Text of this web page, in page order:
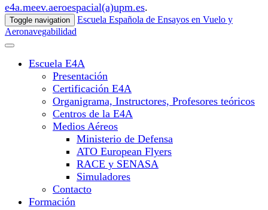
e4a.meev.aeroespacial(a)upm.es.
Toggle navigation
Escuela Española de Ensayos en Vuelo y
Aeronavegabilidad
Escuela E4A
Presentación
Certificación E4A
Organigrama, Instructores, Profesores teóricos
Centros de la E4A
Medios Aéreos
Ministerio de Defensa
ATO European Flyers
RACE y SENASA
Simuladores
Contacto
Formación